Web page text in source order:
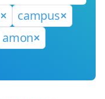
campus
amon